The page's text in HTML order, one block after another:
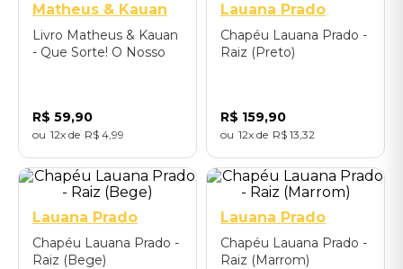
Matheus & Kauan
Livro Matheus & Kauan
- Que Sorte! O Nosso
R$ 59,90
12 R$ 4 99
Lauana Prado
Chapéu Lauana Prado -
Raiz (Preto)
R$ 159,90
12 R$ 13 32
Único
Lauana Prado
Chapéu Lauana Prado -
Raiz (Bege)
Único
Lauana Prado
Chapéu Lauana Prado -
Raiz (Marrom)